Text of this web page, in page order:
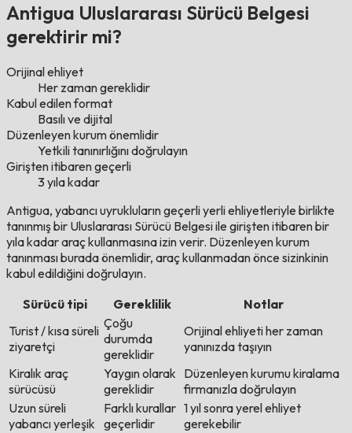
Antigua Uluslararası Sürücü Belgesi
gerektirir mi?
Orijinal ehliyet
Her zaman gereklidir
Kabul edilen format
Basılı ve dijital
Düzenleyen kurum önemlidir
Yetkili tanınırlığını doğrulayın
Girişten itibaren geçerli
3 yıla kadar
Antigua, yabancı uyrukluların geçerli yerli ehliyetleriyle birlikte
tanınmış bir Uluslararası Sürücü Belgesi ile girişten itibaren bir
yıla kadar araç kullanmasına izin verir. Düzenleyen kurum
tanınması burada önemlidir, araç kullanmadan önce sizinkinin
kabul edildiğini doğrulayın.
Sürücü tipi
Gereklilik
Notlar
Turist / kısa süreli
ziyaretçi
Çoğu
durumda
gereklidir
Orijinal ehliyeti her zaman
yanınızda taşıyın
Kiralık araç
sürücüsü
Yaygın olarak
gereklidir
Düzenleyen kurumu kiralama
firmanızla doğrulayın
Uzun süreli
yabancı yerleşik
Farklı kurallar
geçerlidir
1 yıl sonra yerel ehliyet
gerekebilir